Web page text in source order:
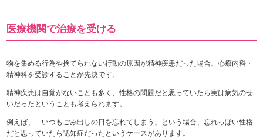
医療機関で治療を受ける
物を集める行為や捨てられない行動の原因が精神疾患だった場合、心療内科・
精神科を受診することが先決です。
精神疾患は自覚がないことも多く、性格の問題だと思っていたら実は病気のせ
いだったということも考えられます。
例えば、「いつもごみ出しの日を忘れてしまう」という場合、忘れっぽい性格
だと思っていたら認知症だったというケースがあります。